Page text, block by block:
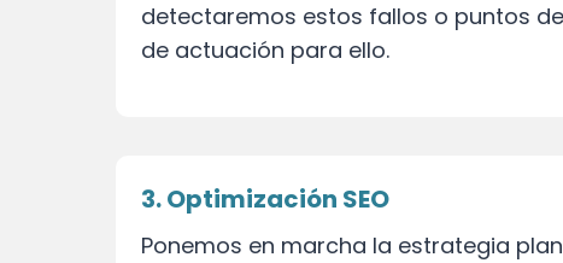
detectaremos estos fallos o puntos
de actuación para ello.
3. Optimización SEO
Ponemos en marcha la estrategia